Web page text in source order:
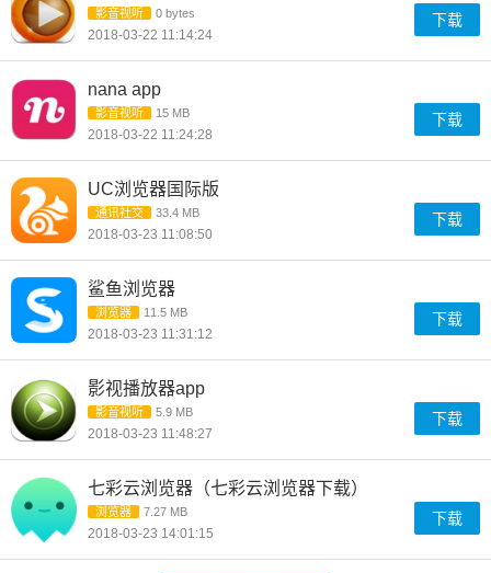
影音视听 0 bytes
2018-03-22 11:14:24
下载
nana app
影音视听 15 MB
2018-03-22 11:24:28
下载
UC浏览器国际版
通讯社交 33.4 MB
2018-03-23 11:08:50
下载
鲨鱼浏览器
浏览器 11.5 MB
2018-03-23 11:31:12
下载
影视播放器app
影音视听 5.9 MB
2018-03-23 11:48:27
下载
七彩云浏览器（七彩云浏览器下载）
浏览器 7.27 MB
2018-03-23 14:01:15
下载